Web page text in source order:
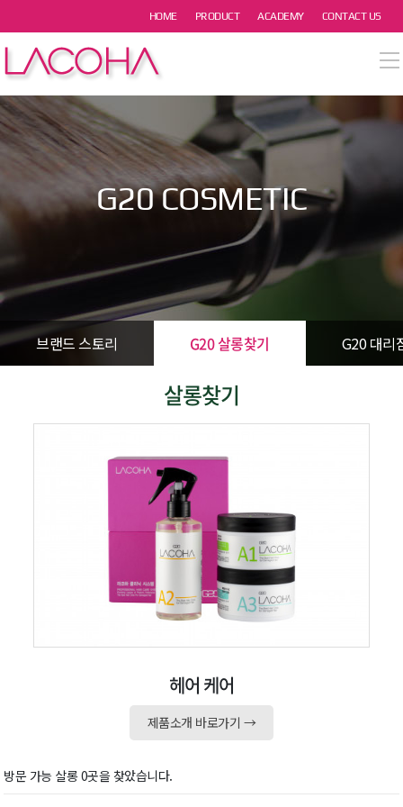
HOME PRODUCT ACADEMY CONTACT US
열기
열기
열기
열기 G20 COSMETIC
브랜드 스토리 G20 살롱찾기 G20 대리
살롱찾기
헤어 케어
제품소개 바로가기 →
방문 가능 살롱 0곳을 찾았습니다.